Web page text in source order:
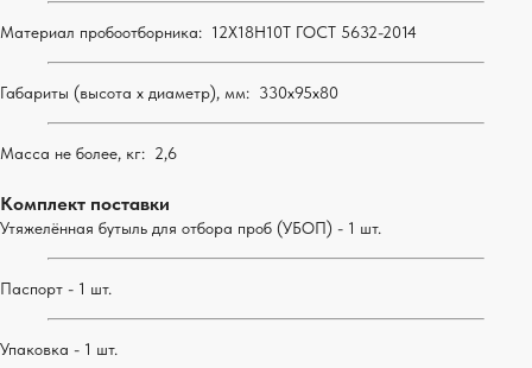
Материал пробоотборника: 12Х18Н10Т ГОСТ 5632-2014
Габариты (высота х диаметр), мм: 330х95х80
Масса не более, кг: 2,6
Комплект поставки
Утяжелённая бутыль для отбора проб (УБОП) - 1 шт.
Паспорт - 1 шт.
Упаковка - 1 шт.